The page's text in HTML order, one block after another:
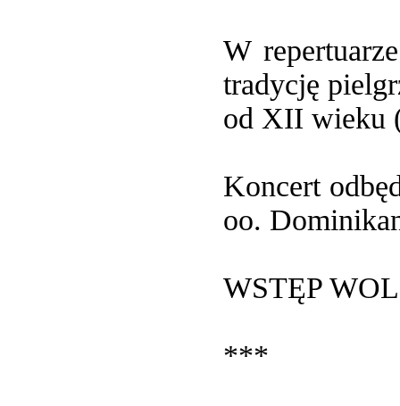
W
tradycję
od XII wieku
Koncert
oo.
WSTĘP
***